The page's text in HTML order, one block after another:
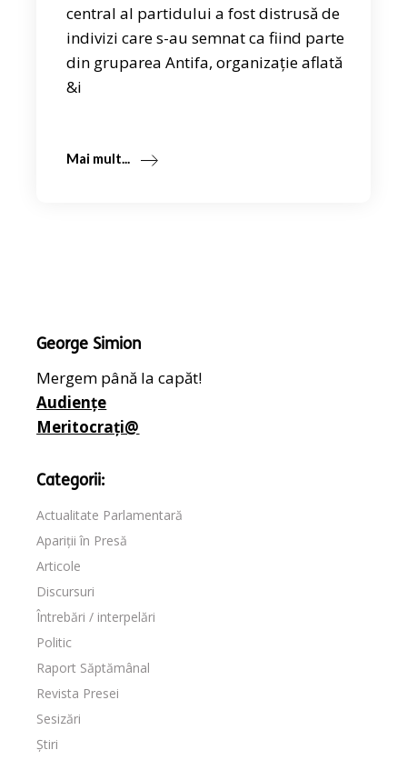
central al partidului a fost distrusă de
indivizi care s-au semnat ca fiind parte
din gruparea Antifa, organizație aflată
&i
Mai mult...
George Simion
Mergem până la capăt!
Audiențe
Meritocrați@
Categorii:
Actualitate Parlamentară
Apariții în Presă
Articole
Discursuri
Întrebări / interpelări
Politic
Raport Săptămânal
Revista Presei
Sesizări
Știri